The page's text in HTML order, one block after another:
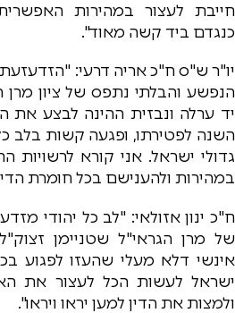
חייבת לעצור במהירות
כנגדם ביד קשה מאוד".
יו"ר ש"ס ח"כ אריה דרעי:
הנפשע והבלתי נתפס של ציון מרן
יד ערלה ונבזית ההינה לבצע את
השנה לפטירתו, ופגעה קשות בלב
גדולי ישראל. אני קורא
במהירות ולהענישם בכל חומרת
ח"כ ינון אזולאי: "לב כל יהודי
של מרן הגראי"ל שטניימן
אינשי דלא מעלי שהעזו לפגוע
ישראל לעשות הכל לעצור את
ולמצות את הדין למען יראו ויראו".